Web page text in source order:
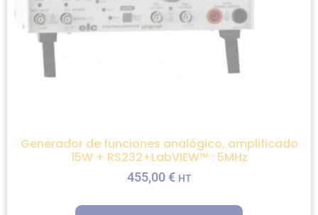
Generador de funciones analógico, amplificado
15W + RS232+LabVIEW™ : 5MHz
455,00 € HT